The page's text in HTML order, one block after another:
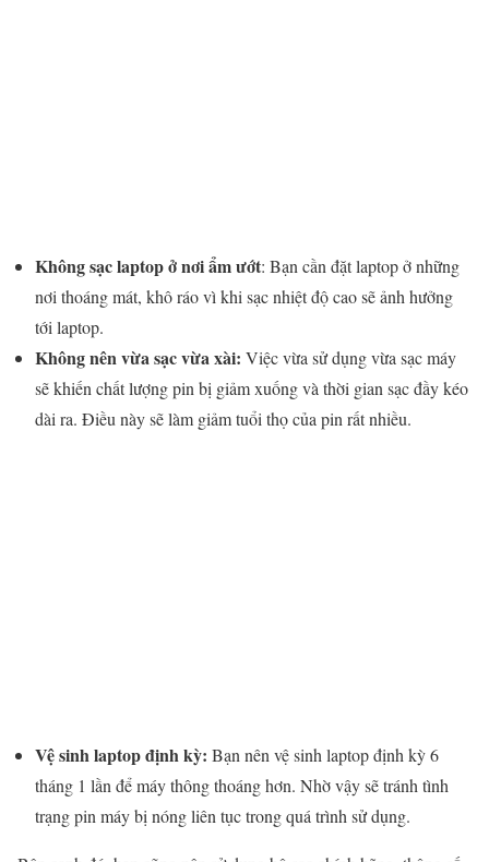
Không sạc laptop ở nơi ẩm ướt: Bạn cần đặt laptop ở những
nơi thoáng mát, khô ráo vì khi sạc nhiệt độ cao sẽ ảnh hưởng
tới laptop.
Không nên vừa sạc vừa xài: Việc vừa sử dụng vừa sạc máy
sẽ khiến chất lượng pin bị giảm xuống và thời gian sạc đầy kéo
dài ra. Điều này sẽ làm giảm tuổi thọ của pin rất nhiều.
Vệ sinh laptop định kỳ: Bạn nên vệ sinh laptop định kỳ 6
tháng 1 lần để máy thông thoáng hơn. Nhờ vậy sẽ tránh tình
trạng pin máy bị nóng liên tục trong quá trình sử dụng.